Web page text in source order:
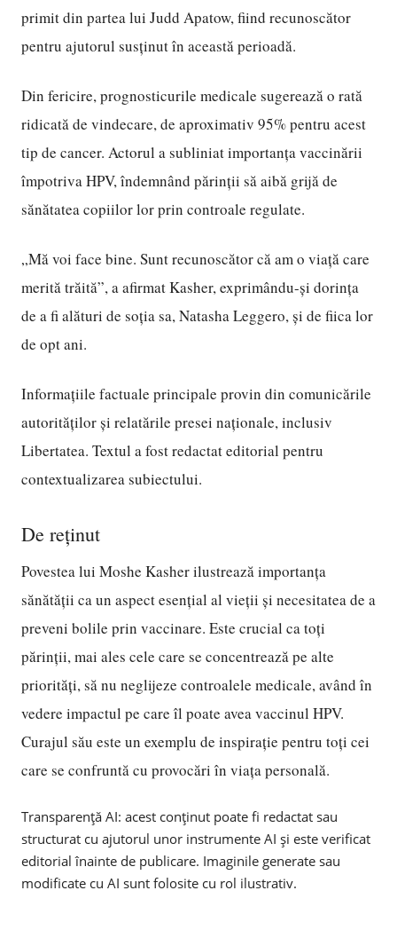
primit din partea lui Judd Apatow, fiind recunoscător
pentru ajutorul susținut în această perioadă.
Din fericire, prognosticurile medicale sugerează o rată
ridicată de vindecare, de aproximativ 95% pentru acest
tip de cancer. Actorul a subliniat importanța vaccinării
împotriva HPV, îndemnând părinții să aibă grijă de
sănătatea copiilor lor prin controale regulate.
„Mă voi face bine. Sunt recunoscător că am o viață care
merită trăită”, a afirmat Kasher, exprimându-și dorința
de a fi alături de soția sa, Natasha Leggero, și de fiica lor
de opt ani.
Informațiile factuale principale provin din comunicările
autorităților și relatările presei naționale, inclusiv
Libertatea. Textul a fost redactat editorial pentru
contextualizarea subiectului.
De reținut
Povestea lui Moshe Kasher ilustrează importanța
sănătății ca un aspect esențial al vieții și necesitatea de a
preveni bolile prin vaccinare. Este crucial ca toți
părinții, mai ales cele care se concentrează pe alte
priorități, să nu neglijeze controalele medicale, având în
vedere impactul pe care îl poate avea vaccinul HPV.
Curajul său este un exemplu de inspirație pentru toți cei
care se confruntă cu provocări în viața personală.
Transparență AI: acest conținut poate fi redactat sau
structurat cu ajutorul unor instrumente AI și este verificat
editorial înainte de publicare. Imaginile generate sau
modificate cu AI sunt folosite cu rol ilustrativ.